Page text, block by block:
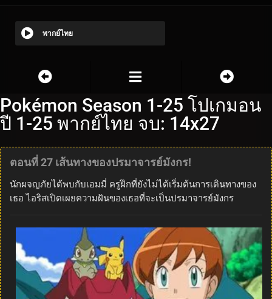
พากย์ไทย
Pokémon Season 1-25 โปเกมอน
ปี 1-25 พากย์ไทย จบ: 14x27
ตอนที่ 27 เส้นทางของปรมาจารย์มังกร!
นักผจญภัยได้พบกับเอมมี่ ครูฝึกที่ยังไม่ได้เริ่มต้นการเดินทางของ
เธอ ไอริสเปิดเผยความฝันของเธอที่จะเป็นปรมาจารย์มังกร